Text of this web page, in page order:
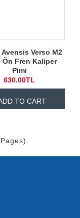
Verso M2
Ön Fren Kaliper
Pimi
630.00TL
TO CART